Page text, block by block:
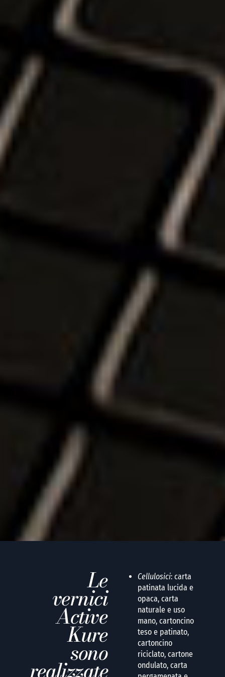
Le
vernici
Active
Kure
sono
realizzate
Cellulosici: carta
patinata lucida e
opaca, carta
naturale e uso
mano, cartoncino
teso e patinato,
cartoncino
riciclato, cartone
ondulato, carta